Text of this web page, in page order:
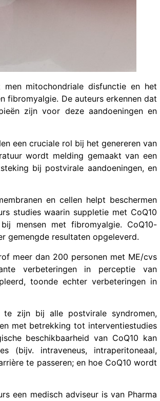
mitochondriale disfunctie en het
fibromyalgie. De auteurs erkennen dat
zijn voor deze aandoeningen en
een cruciale rol bij het genereren van
wordt melding gemaakt van een
bij postvirale aandoeningen, en
en cellen helpt beschermen
studies waarin suppletie met CoQ10
mensen met fibromyalgie. CoQ10-
gemengde resultaten opgeleverd.
meer dan 200 personen met ME/cvs
verbeteringen in perceptie van
toonde echter verbeteringen in
te zijn bij alle postvirale syndromen,
met betrekking tot interventiestudies
beschikbaarheid van CoQ10 kan
(bijv. intraveneus, intraperitoneaal,
te passeren; en hoe CoQ10 wordt
een medisch adviseur is van Pharma